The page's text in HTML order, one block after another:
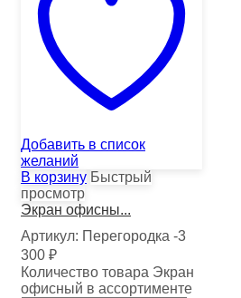
Добавить в список
желаний
В корзину Быстрый
просмотр
Экран офисны...
Артикул: Перегородка -3
300 ₽
Количество товара Экран
офисный в ассортименте